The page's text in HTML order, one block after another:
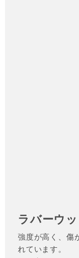
ラバーウ
強度が高く、傷
れています。